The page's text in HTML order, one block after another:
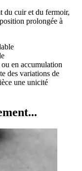
du cuir et du fermoir,
prolongée à
en accumulation
des variations de
une unicité